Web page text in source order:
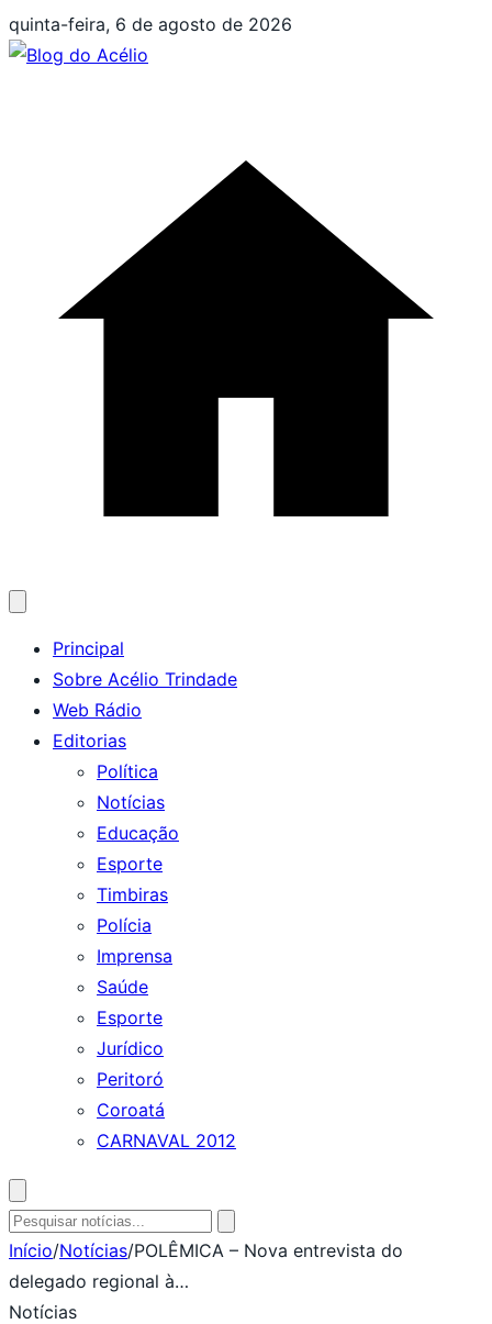
Pular
para
quinta-feira, 6 de agosto de 2026
menu
Principal
Sobre Acélio Trindade
Web Rádio
Editorias
Política
Notícias
Educação
Esporte
Timbiras
Polícia
Imprensa
Saúde
Esporte
Jurídico
Peritoró
Coroatá
CARNAVAL 2012
busca
Pesquisar
por:
Início/Notícias/POLÊMICA – Nova entrevista do
delegado regional à…
Notícias